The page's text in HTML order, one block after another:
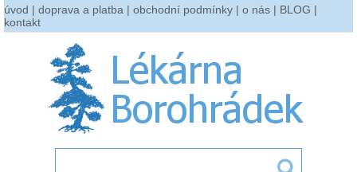
úvod | doprava a platba | obchodní podmínky | o nás | BLOG |
kontakt